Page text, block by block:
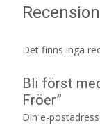
Det finns inga
Bli först
Fröer”
Din e-